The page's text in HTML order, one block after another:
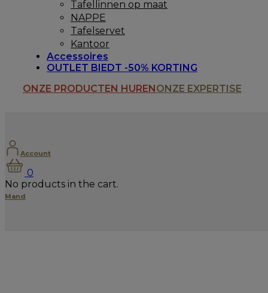
Tafellinnen op maat
NAPPE
Tafelservet
Kantoor
Accessoires
OUTLET BIEDT -50% KORTING
ONZE PRODUCTEN HURENONZE EXPERTISE
Account
0
No products in the cart.
Mand